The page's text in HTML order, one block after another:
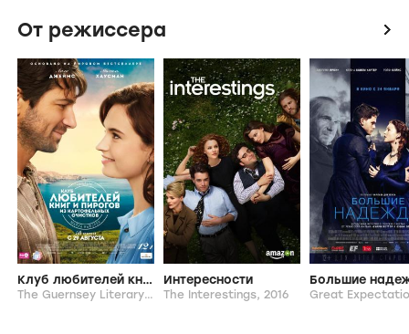
От режиссера icon
Клуб любителей книг и пирогов из картофельных очистков
The Guernsey Literary and Potato Peel Pie Society , 2019
Интересности
The Interestings, 2016
Большие
Great